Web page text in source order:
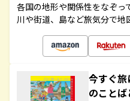
各国の地形や関係性をなぞっ
川や街道、島など旅気分で地
今すぐ
のことば